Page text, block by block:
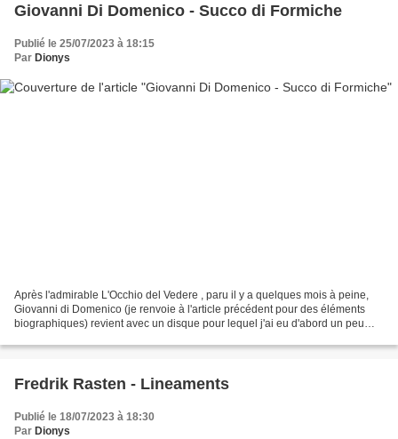
Giovanni Di Domenico - Succo di Formiche
Publié le 25/07/2023 à 18:15
Par Dionys
Après l'admirable L'Occhio del Vedere , paru il y a quelques mois à peine,
Giovanni di Domenico (je renvoie à l'article précédent pour des éléments
biographiques) revient avec un disque pour lequel j'ai eu d'abord un peu
Fredrik Rasten - Lineaments
Publié le 18/07/2023 à 18:30
Par Dionys